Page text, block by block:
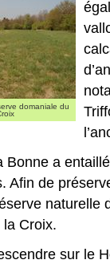
domaniale du
Bonne a
Afin de
naturelle
Croix.
sur le